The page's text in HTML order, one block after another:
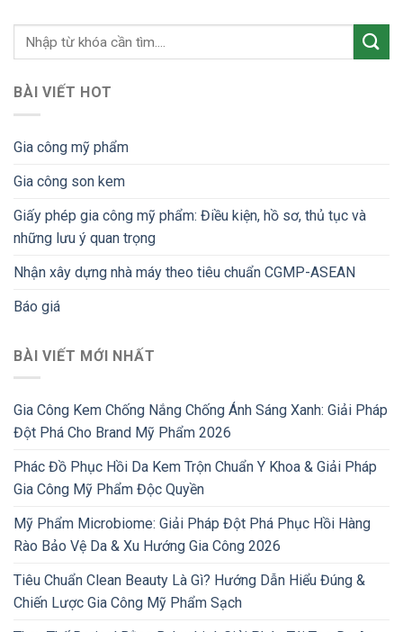
BÀI VIẾT HOT
Gia công mỹ phẩm
Gia công son kem
Giấy phép gia công mỹ phẩm: Điều kiện, hồ sơ, thủ tục và
những lưu ý quan trọng
Nhận xây dựng nhà máy theo tiêu chuẩn CGMP-ASEAN
Báo giá
BÀI VIẾT MỚI NHẤT
Gia Công Kem Chống Nắng Chống Ánh Sáng Xanh: Giải Pháp
Đột Phá Cho Brand Mỹ Phẩm 2026
Phác Đồ Phục Hồi Da Kem Trộn Chuẩn Y Khoa & Giải Pháp
Gia Công Mỹ Phẩm Độc Quyền
Mỹ Phẩm Microbiome: Giải Pháp Đột Phá Phục Hồi Hàng
Rào Bảo Vệ Da & Xu Hướng Gia Công 2026
Tiêu Chuẩn Clean Beauty Là Gì? Hướng Dẫn Hiểu Đúng &
Chiến Lược Gia Công Mỹ Phẩm Sạch